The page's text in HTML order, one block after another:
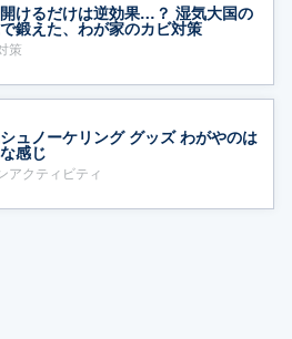
けるだけは逆効果…？ 湿気大国の
鍛えた、わが家のカビ対策
策
ュノーケリング グッズ わがやのは
感じ
アクティビティ